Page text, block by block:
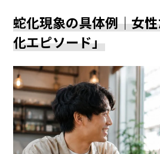
蛇化現象の具体例｜女
化エピソード」